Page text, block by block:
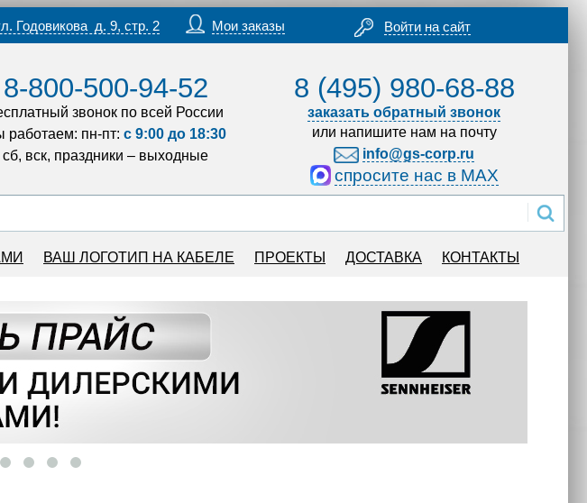
Годовикова д. 9, стр. 2 Мои заказы Войти на сайт
8-800-500-94-52
звонок по всей России
работаем: пн-пт: с 9:00 до 18:30
сб, вск, праздники – выходные
8 (495) 980-68-88
заказать обратный звонок
или напишите нам на почту
info@gs-corp.ru
спросите нас в MAX
ВАШ ЛОГОТИП НА КАБЕЛЕ ПРОЕКТЫ ДОСТАВКА КОНТАКТЫ